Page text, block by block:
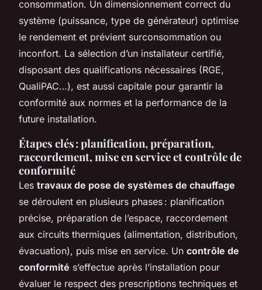
consommation. Un dimensionnement correct du
système (puissance, type de générateur) optimise
le rendement et prévient surconsommation ou
inconfort. La sélection d’un installateur certifié,
disposant des qualifications nécessaires (RGE,
QualiPAC…), est aussi capitale pour garantir la
conformité aux normes et la performance de la
future installation.
Étapes clés : planification, préparation,
raccordement, mise en service et contrôle de
conformité
Les travaux de pose de systèmes de chauffage
se déroulent en plusieurs phases : planification
précise, préparation de l’espace, raccordement
aux circuits thermiques (alimentation, distribution,
évacuation), puis mise en service. Un contrôle de
conformité s’effectue après l’installation pour
évaluer le respect des prescriptions techniques et